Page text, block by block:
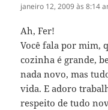
janeiro 12, 2009 às 8:14
Ah, Fer!
Você fala por mim,
cozinha é grande,
nada novo, mas
vida. E adoro
respeito de tudo